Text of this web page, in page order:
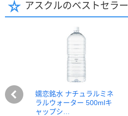
アスクルのベストセラー
嬬恋銘水 ナチュラルミネ
ラルウォーター 500mlキ
ャップシ…